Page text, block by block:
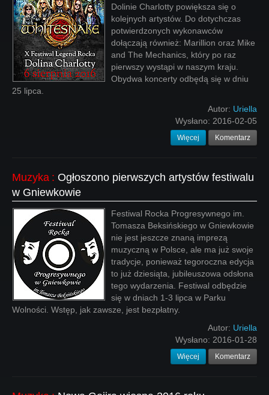
Dolinie Charlotty powiększa się o
kolejnych artystów. Do dotychczas
potwierdzonych wykonawców
dołączają również: Marillion oraz Mike
and The Mechanics, który po raz
pierwszy wystąpi w naszym kraju.
Obydwa koncerty odbędą się w dniu
25 lipca.
Autor: Uriella
Wysłano: 2016-02-05
Więcej Komentarz
Muzyka : Ogłoszono pierwszych artystów festiwalu
w Gniewkowie
Festiwal Rocka Progresywnego im.
Tomasza Beksińskiego w Gniewkowie
nie jest jeszcze znaną imprezą
muzyczną w Polsce, ale ma już swoje
tradycje, ponieważ tegoroczna edycja
to już dziesiąta, jubileuszowa odsłona
tego wydarzenia. Festiwal odbędzie
się w dniach 1-3 lipca w Parku
Wolności. Wstęp, jak zawsze, jest bezpłatny.
Autor: Uriella
Wysłano: 2016-01-28
Więcej Komentarz